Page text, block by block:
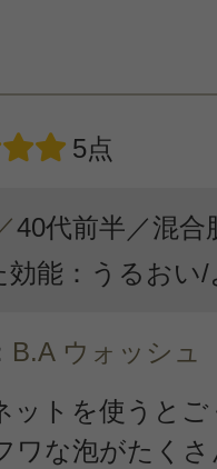
5点
40代前半／混合
効能：うるおい
B.A ウォッシュ
ットを使うと
ワな泡がたく